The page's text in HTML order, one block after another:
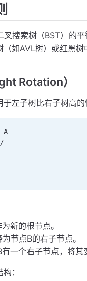
叉搜索树（BST）的
（如AVL树）或红黑
Rotation）
于左子树比右子树高
A
新的根节点。
节点B的右子节点。
一个右子节点，将其
：